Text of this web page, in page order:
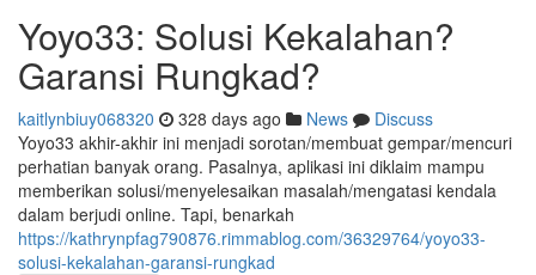
Yoyo33: Solusi Kekalahan?
Garansi Rungkad?
kaitlynbiuy068320 328 days ago News
Discuss
Yoyo33 akhir-akhir ini menjadi sorotan/membuat gempar/mencuri
perhatian banyak orang. Pasalnya, aplikasi ini diklaim mampu
memberikan solusi/menyelesaikan masalah/mengatasi kendala
dalam berjudi online. Tapi, benarkah
https://kathrynpfag790876.rimmablog.com/36329764/yoyo33-
solusi-kekalahan-garansi-rungkad